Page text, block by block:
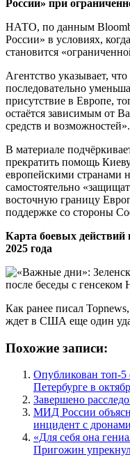
России» при
НАТО, по данным
России» в условиях,
становится
Агентство указывает,
последовательно
присутствие в Европе,
остаётся зависимым от
средств и возможностей».
В материале
прекратить помощь
европейскими странами
самостоятельно
восточную границу
поддержке со стороны
Карта боевых действий
2025 года
Как ранее писал
ждет в США еще один
Похожие записи:
Опубликован топ-5
Петербурге в
Завершено
МИД России
инцидент с дронами
«Для себя она
Пригожин